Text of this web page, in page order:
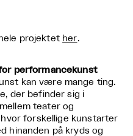
projektet her.
performancekunst
kan være mange ting.
der befinder sig i
teater og
hvor forskellige kunstarter
hinanden på kryds og